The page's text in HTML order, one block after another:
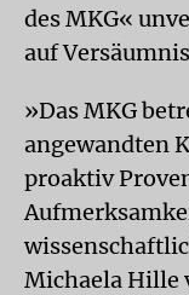
des MKG«
auf
»Das MKG
angewandten
proaktiv
Michaela Hille